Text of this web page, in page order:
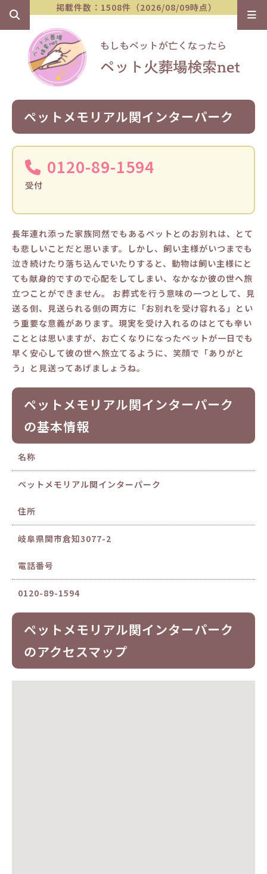
掲載件数：1508件（2026/08/09時点）
ペットメモリアル関インターパーク
0120-89-1594
受付
長年連れ添った家族同然でもあるペットとのお別れは、とて
も悲しいことだと思います。しかし、飼い主様がいつまでも
泣き続けたり落ち込んでいたりすると、動物は飼い主様にと
ても献身的ですので心配をしてしまい、なかなか彼の世へ旅
立つことができません。 お葬式を行う意味の一つとして、見
送る側、見送られる側の両方に「お別れを受け容れる」とい
う重要な意義があります。現実を受け入れるのはとても辛い
こととは思いますが、お亡くなりになったペットが一日でも
早く安心して彼の世へ旅立てるように、笑顔で「ありがと
う」と見送ってあげましょうね。
ペットメモリアル関インターパーク
の基本情報
名称
ペットメモリアル関インターパーク
住所
岐阜県関市倉知3077-2
電話番号
0120-89-1594
ペットメモリアル関インターパーク
のアクセスマップ